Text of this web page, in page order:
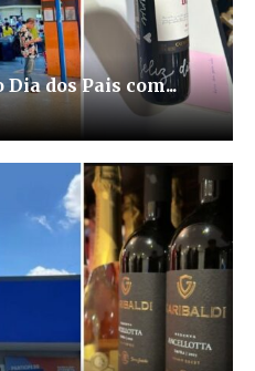
dos Pais com...